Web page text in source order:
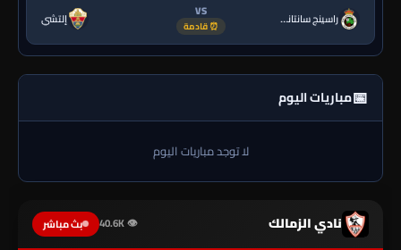
راسينج سانتاندير VS
⏰ قادمة إلتشي
📅مباريات اليوم
لا توجد مباريات اليوم
نادي الزمالك 👁 40.6K بث مباشر